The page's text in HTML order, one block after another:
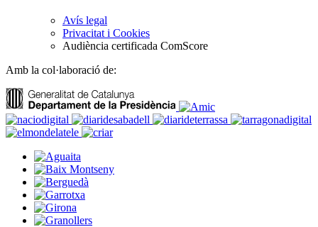
Avís legal
Privacitat i Cookies
Audiència certificada ComScore
Amb la col·laboració de: